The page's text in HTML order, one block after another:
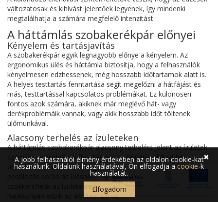
változatosak és kihívást jelentőek legyenek, így mindenki
megtalálhatja a számára megfelelő intenzitást.
A háttámlás szobakerékpár előnyei
Kényelem és tartásjavítás
A szobakerékpár egyik legnagyobb előnye a kényelem. Az
ergonomikus ülés és háttámla biztosítja, hogy a felhasználók
kényelmesen edzhessenek, még hosszabb időtartamok alatt is.
A helyes testtartás fenntartása segít megelőzni a hátfájást és
más, testtartással kapcsolatos problémákat. Ez különösen
fontos azok számára, akiknek már meglévő hát- vagy
derékproblémáik vannak, vagy akik hosszabb időt töltenek
ülőmunkával.
Alacsony terhelés az ízületeken
A háttámlás szobakerékpár alacsony terhelést jelent az ízületek
számára, ami ideális választás azok számára, akik ízületi
problémákkal küzdenek vagy szeretnék elkerülni a sérüléseket. A
pedálozás során az ülésben ülve a felhasználók minimálisra
csökkenthetik az ízületekre nehezedő nyomást, miközben
hatékonyan edzik az alsótest izmait.
A jobb felhasználói élmény érdekében az oldalon cookie-kat
használunk. Oldalunk használatával, Ön elfogadja a cookie-k
használatát.
Elfogadom
✖